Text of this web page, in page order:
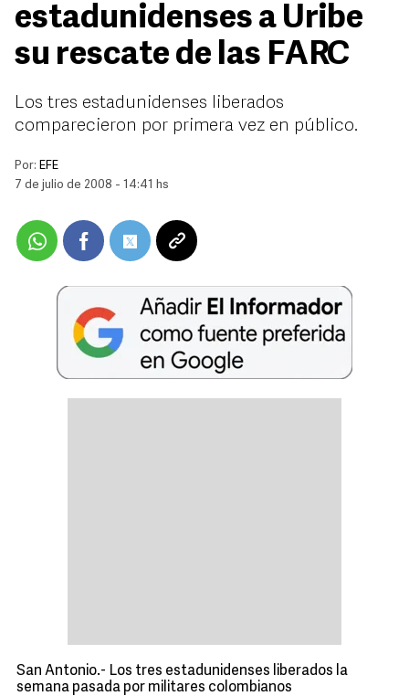
estadunidenses a Uribe
su rescate de las FARC
Los tres estadunidenses liberados
comparecieron por primera vez en público.
Por: EFE
7 de julio de 2008 - 14:41 hs
San Antonio.- Los tres estadunidenses liberados la
semana pasada por militares colombianos